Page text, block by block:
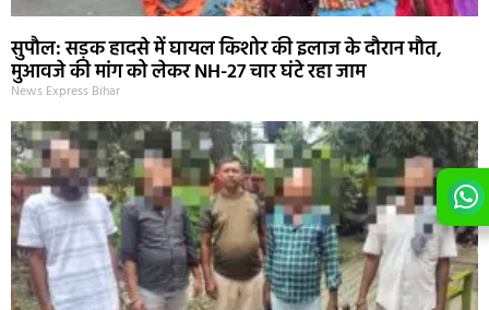
सुपौल: सड़क हादसे में घायल किशोर की इलाज के दौरान मौत,
मुआवजे की मांग को लेकर NH-27 चार घंटे रहा जाम
News Express Bihar